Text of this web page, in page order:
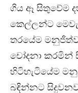
ගිය ඈ සිතුවේම
කෙල්ලන්ට
තරයේම මනුජිත්ව
චෝදනා කරමින්
හිටිහැටියේම
බඳින්නට